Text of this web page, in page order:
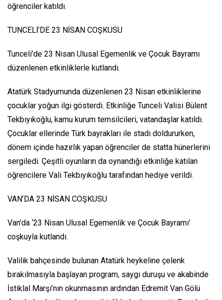
öğrenciler katıldı.
TUNCELİ’DE 23 NİSAN COŞKUSU
Tunceli’de 23 Nisan Ulusal Egemenlik ve Çocuk Bayramı
düzenlenen etkinliklerle kutlandı.
Atatürk Stadyumunda düzenlenen 23 Nisan etkinliklerine
çocuklar yoğun ilgi gösterdi. Etkinliğe Tunceli Valisi Bülent
Tekbıyıkoğlu, kamu kurum temsilcileri, vatandaşlar katıldı.
Çocuklar ellerinde Türk bayrakları ile stadı doldururken,
dönem içinde hazırlık yapan öğrenciler de statta hünerlerini
sergiledi. Çeşitli oyunların da oynandığı etkinliğe katılan
öğrencilere Vali Tekbıyıkoğlu tarafından hediye verildi.
VAN’DA 23 NİSAN COŞKUSU
Van’da ‘23 Nisan Ulusal Egemenlik ve Çocuk Bayramı’
coşkuyla kutlandı.
Valilik bahçesinde bulunan Atatürk heykeline çelenk
bırakılmasıyla başlayan program, saygı duruşu ve akabinde
İstiklal Marşı’nın okunmasının ardından Edremit Van Gölü